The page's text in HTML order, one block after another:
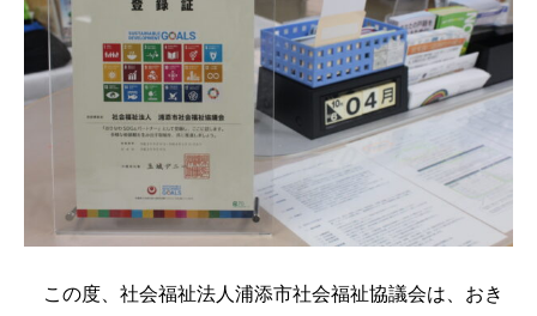
この度、社会福祉法人浦添市社会福祉協議会は、おき